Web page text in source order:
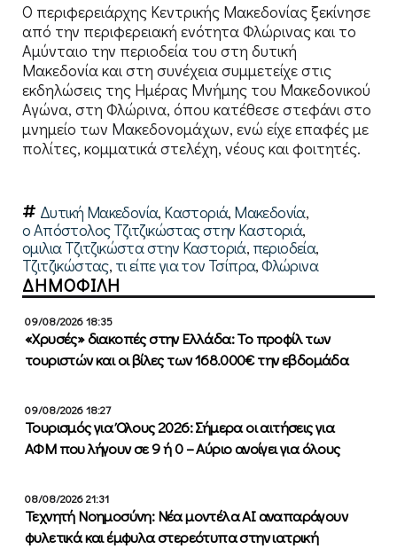
Ο περιφερειάρχης Κεντρικής Μακεδονίας ξεκίνησε
από την περιφερειακή ενότητα Φλώρινας και το
Αμύνταιο την περιοδεία του στη δυτική
Μακεδονία και στη συνέχεια συμμετείχε στις
εκδηλώσεις της Ημέρας Μνήμης του Μακεδονικού
Αγώνα, στη Φλώρινα, όπου κατέθεσε στεφάνι στο
μνημείο των Μακεδονομάχων, ενώ είχε επαφές με
πολίτες, κομματικά στελέχη, νέους και φοιτητές.
Δυτική Μακεδονία, Καστοριά, Μακεδονία,
ο Απόστολος Τζιτζικώστας στην Καστοριά,
ομιλια Τζιτζικώστα στην Καστοριά, περιοδεία,
Τζιτζικώστας, τι είπε για τον Τσίπρα,Φλώρινα
ΔΗΜΟΦΙΛΗ
09/08/2026 18:35
«Χρυσές» διακοπές στην Ελλάδα: Το προφίλ των
τουριστών και οι βίλες των 168.000€ την εβδομάδα
09/08/2026 18:27
Τουρισμός για Όλους 2026: Σήμερα οι αιτήσεις για
ΑΦΜ που λήγουν σε 9 ή 0 – Αύριο ανοίγει για όλους
08/08/2026 21:31
Τεχνητή Νοημοσύνη: Νέα μοντέλα ΑΙ αναπαράγουν
φυλετικά και έμφυλα στερεότυπα στην ιατρική